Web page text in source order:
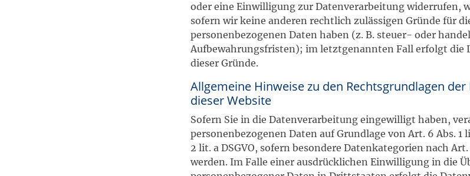
oder eine Einwilligung zur Datenverarbeitung widerrufen,
sofern wir keine anderen rechtlich zulässigen Gründe für
personenbezogenen Daten haben (z. B. steuer- oder
Aufbewahrungsfristen); im letztgenannten Fall erfolgt die
dieser Gründe.
Allgemeine Hinweise zu den Rechtsgrundlagen
dieser Website
Sofern Sie in die Datenverarbeitung eingewilligt haben,
personenbezogenen Daten auf Grundlage von Art. 6 Abs. 1
2 lit. a DSGVO, sofern besondere Datenkategorien nach Art.
werden. Im Falle einer ausdrücklichen Einwilligung in die